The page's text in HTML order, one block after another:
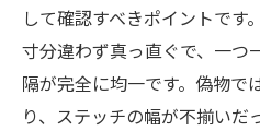
して確認すべきポイントです
寸分違わず真っ直ぐで、一つ
隔が完全に均一です。偽物で
り、ステッチの幅が不揃いだ